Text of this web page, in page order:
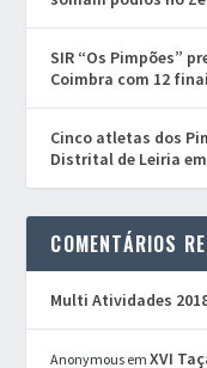
SIR “Os Pimpões”
Coimbra com 12
Cinco atletas dos
Distrital de Leiria
COMENTÁRIOS
Multi Atividades
Anonymous emXVI